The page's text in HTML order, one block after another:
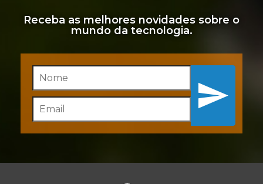
Receba as melhores novidades sobre o
mundo da tecnologia.
Inscreva-se